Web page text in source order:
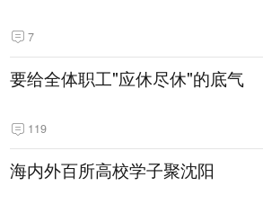
7
要给全体职工"应休尽休"的底气
119
海内外百所高校学子聚沈阳